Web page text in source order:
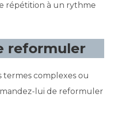
répétition à un rythme
reformuler
termes complexes ou
lui de reformuler